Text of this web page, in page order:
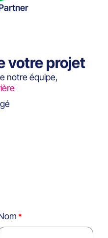
votre projet
notre équipe,